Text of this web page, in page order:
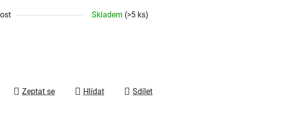
Skladem (>5 ks)
Zeptat se Hlídat Sdílet